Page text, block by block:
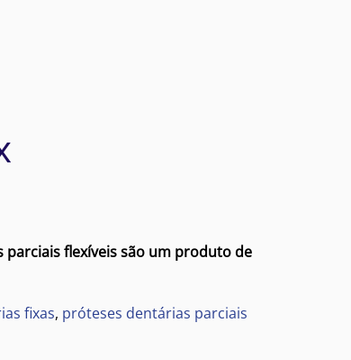
parciais flexíveis são um produto de
fixas, próteses dentárias parciais